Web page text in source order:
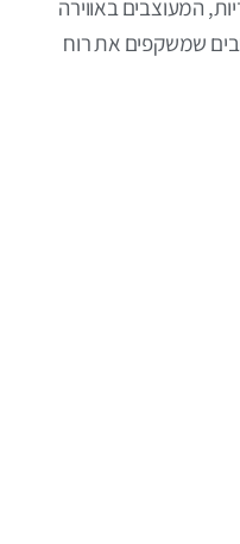
המעוצבים באווירה
שמשקפים את רוח